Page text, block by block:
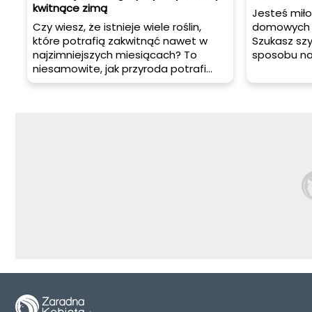
kwitnące zimą
Czy wiesz, że istnieje wiele roślin,
które potrafią zakwitnąć nawet w
najzimniejszych miesiącach? To
niesamowite, jak przyroda potrafi
nas zaskakiwać swoją wytrwałością i
Jesteś
domowych
Szukasz
sposobu
shota! To
zdrowotne
tego